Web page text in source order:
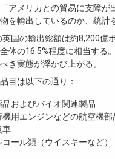
アメリカとの貿易に支障
を輸出しているのか、統計
英国の輸出総額は約8,200億
体の16.5%程度に相当する
き実態が浮かび上がる。
目は以下の通り：
品およびバイオ関連製品
機用エンジンなどの航空機部
車
コール類（ウイスキーなど）